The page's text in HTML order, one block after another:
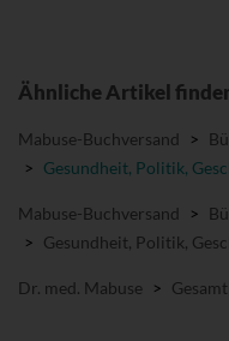
Ähnliche Artikel
Mabuse-Buchversand >
> Gesundheit, Politik,
Mabuse-Buchversand >
> Gesundheit, Politik,
Dr. med. Mabuse >